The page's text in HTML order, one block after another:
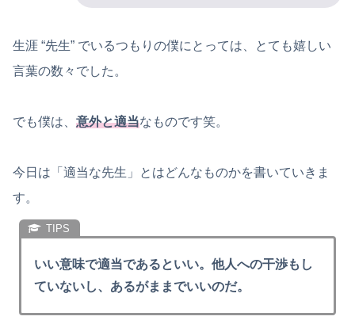
生涯 “先生” でいるつもりの僕にとっては、とても嬉しい
言葉の数々でした。
でも僕は、 意外と適当なものです笑。
今日は「適当な先生」とはどんなものかを書いていきま
す。
いい意味で適当であるといい。他人への干渉もし
ていないし、あるがままでいいのだ。